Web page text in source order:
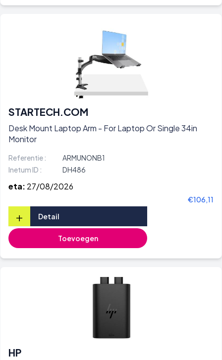
STARTECH.COM
Desk Mount Laptop Arm - For Laptop Or Single 34in
Monitor
Referentie :
ARMUNONB1
Inetum ID :
DH486
eta: 27/08/2026
€106,11
+ Detail
Toevoegen
HP